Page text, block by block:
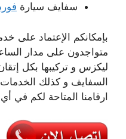
سفايف سيارة
بإمكانكم الإعتماد على
متواجدون على مدار
ليكزس و تركيبها بكل
السفايف و كذلك الخدمات
ارقامنا المتاحة لكم في